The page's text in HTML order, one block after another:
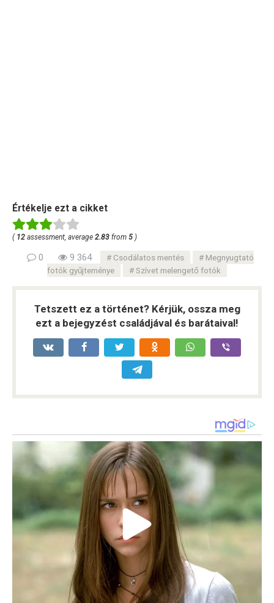
Értékelje ezt a cikket
( 12 assessment, average 2.83 from 5 )
0 9 364 Csodálatos mentés
Megnyugtató
fotók gyűjteménye
Szívet melengető fotók
Tetszett ez a történet? Kérjük, ossza meg
ezt a bejegyzést családjával és barátaival!